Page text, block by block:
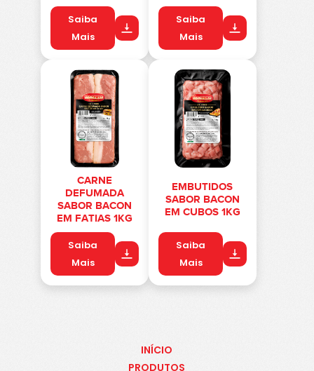
Saiba
Mais
Saiba
Mais
CARNE
DEFUMADA
SABOR BACON
EM FATIAS 1KG
Saiba
Mais
EMBUTIDOS
SABOR BACON
EM CUBOS 1KG
Saiba
Mais
INÍCIO
PRODUTOS